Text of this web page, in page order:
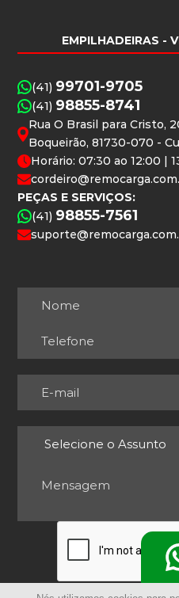
EMPILHADEIRAS -
(41) 99701-9705
(41) 98855-8741
Rua O Brasil para Cristo,
Boqueirão, 81730-070 -
Horário: 07:30 ao 12:00 |
PEÇAS E SERVIÇOS:
(41) 98855-7561